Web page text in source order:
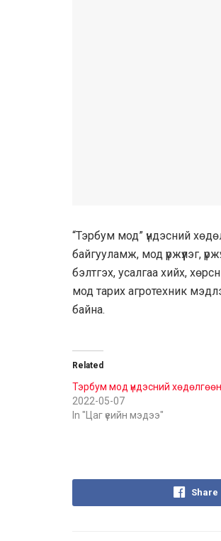
“Тэрбум мод” үндэсний
байгууламж, мод үржүүлэг,
бэлтгэх, усалгаа хийх,
мод тарих агротехник
байна.
Related
Тэрбум мод үндэсний хөдөлгөөн
2022-05-07
In "Цаг үеийн мэдээ"
Share